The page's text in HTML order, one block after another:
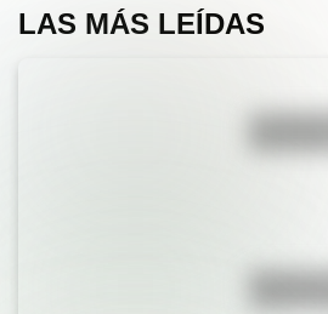
LAS MÁS LEÍDAS
La vida
Bandera